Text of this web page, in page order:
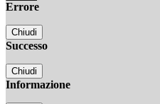
Errore
Chiudi
Successo
Chiudi
Informazione